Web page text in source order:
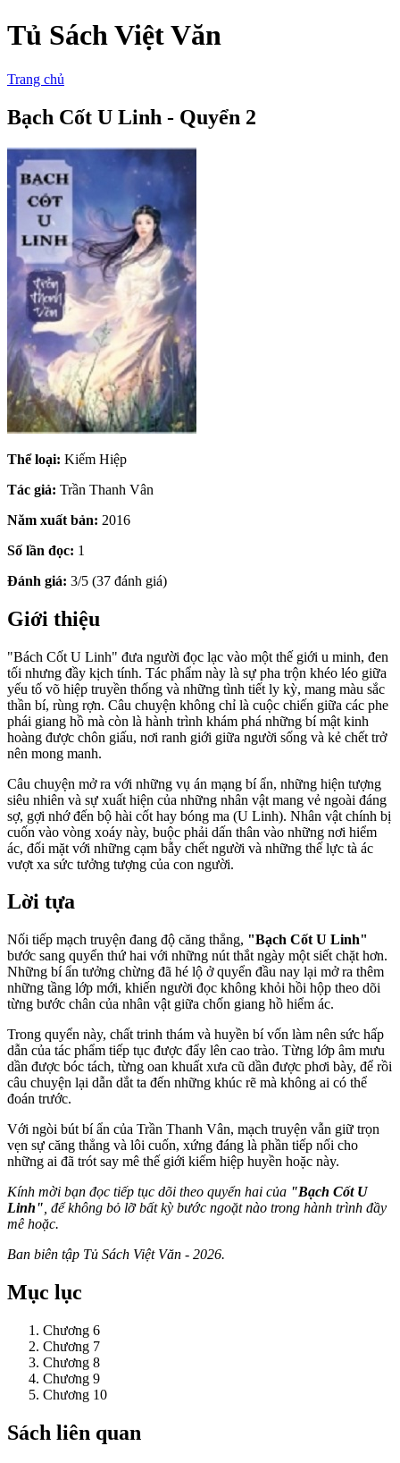
Tủ Sách Việt Văn
Trang chủ
Bạch Cốt U Linh - Quyển 2
Thể loại: Kiếm Hiệp
Tác giả: Trần Thanh Vân
Năm xuất bản: 2016
Số lần đọc: 1
Đánh giá: 3/5 (37 đánh giá)
Giới thiệu
"Bách Cốt U Linh" đưa người đọc lạc vào một thế giới u minh, đen
tối nhưng đầy kịch tính. Tác phẩm này là sự pha trộn khéo léo giữa
yếu tố võ hiệp truyền thống và những tình tiết ly kỳ, mang màu sắc
thần bí, rùng rợn. Câu chuyện không chỉ là cuộc chiến giữa các phe
phái giang hồ mà còn là hành trình khám phá những bí mật kinh
hoàng được chôn giấu, nơi ranh giới giữa người sống và kẻ chết trở
nên mong manh.
Câu chuyện mở ra với những vụ án mạng bí ẩn, những hiện tượng
siêu nhiên và sự xuất hiện của những nhân vật mang vẻ ngoài đáng
sợ, gợi nhớ đến bộ hài cốt hay bóng ma (U Linh). Nhân vật chính bị
cuốn vào vòng xoáy này, buộc phải dấn thân vào những nơi hiểm
ác, đối mặt với những cạm bẫy chết người và những thế lực tà ác
vượt xa sức tưởng tượng của con người.
Lời tựa
Nối tiếp mạch truyện đang độ căng thẳng, "Bạch Cốt U Linh"
bước sang quyển thứ hai với những nút thắt ngày một siết chặt hơn.
Những bí ẩn tưởng chừng đã hé lộ ở quyển đầu nay lại mở ra thêm
những tầng lớp mới, khiến người đọc không khỏi hồi hộp theo dõi
từng bước chân của nhân vật giữa chốn giang hồ hiểm ác.
Trong quyển này, chất trinh thám và huyền bí vốn làm nên sức hấp
dẫn của tác phẩm tiếp tục được đẩy lên cao trào. Từng lớp âm mưu
dần được bóc tách, từng oan khuất xưa cũ dần được phơi bày, để rồi
câu chuyện lại dẫn dắt ta đến những khúc rẽ mà không ai có thể
đoán trước.
Với ngòi bút bí ẩn của Trần Thanh Vân, mạch truyện vẫn giữ trọn
vẹn sự căng thẳng và lôi cuốn, xứng đáng là phần tiếp nối cho
những ai đã trót say mê thế giới kiếm hiệp huyền hoặc này.
Kính mời bạn đọc tiếp tục dõi theo quyển hai của "Bạch Cốt U
Linh" , để không bỏ lỡ bất kỳ bước ngoặt nào trong hành trình đầy
mê hoặc.
Ban biên tập Tủ Sách Việt Văn - 2026.
Mục lục
Chương 6
Chương 7
Chương 8
Chương 9
Chương 10
Sách liên quan